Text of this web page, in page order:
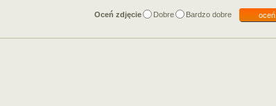
Oceń zdjęcie Dobre Bardzo dobre
oceń